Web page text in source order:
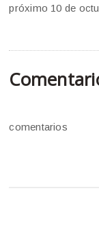
próximo 10 de
comentarios